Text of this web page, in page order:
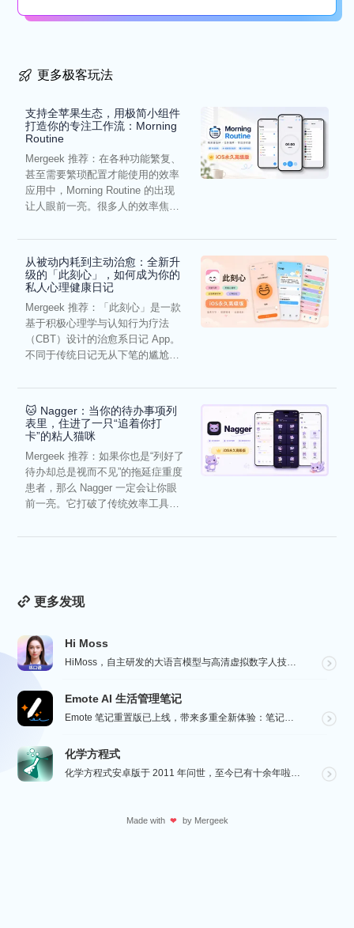
更多极客玩法
支持全苹果生态，用极简小组件
打造你的专注工作流：Morning
Routine
Mergeek 推荐：在各种功能繁复、
甚至需要繁琐配置才能使用的效率
应用中，Morning Routine 的出现
让人眼前一亮。很多人的效率焦
从被动内耗到主动治愈：全新升
级的「此刻心」，如何成为你的
私人心理健康日记
Mergeek 推荐：「此刻心」是一款
基于积极心理学与认知行为疗法
（CBT）设计的治愈系日记 App。
不同于传统日记无从下笔的尴尬，
🐱 Nagger：当你的待办事项列
表里，住进了一只“追着你打
卡”的粘人猫咪
Mergeek 推荐：如果你也是“列好了
待办却总是视而不见”的拖延症重度
患者，那么 Nagger 一定会让你眼
前一亮。它打破了传统效率工具冰
更多发现
Hi Moss
HiMoss，自主研发的大语言模型与高清虚拟数字人技术，重塑英语口语教学的未来。 我们的 AI 虚拟...
Emote AI 生活管理笔记
Emote 笔记重置版已上线，带来多重全新体验：笔记架构全面升级，融合笔记、AI 与日程管理，打造高...
化学方程式
化学方程式安卓版于 2011 年问世，至今已有十余年啦！在广大网友的积极贡献和我们的悉心维护下，如今...
Made with ❤ by Mergeek